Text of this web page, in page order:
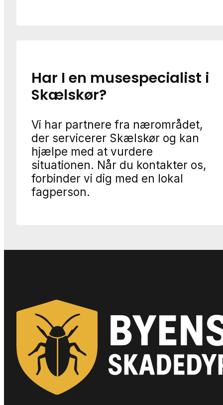
Har I en musespecialist i
Skælskør?
Vi har partnere fra nærområdet,
der servicerer Skælskør og kan
hjælpe med at vurdere
situationen. Når du kontakter os,
forbinder vi dig med en lokal
fagperson.